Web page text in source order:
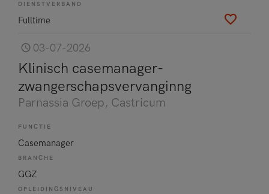
DIENSTVERBAND
Fulltime
03-07-2026
Klinisch casemanager-
zwangerschapsvervanginng
Parnassia Groep, Castricum
FUNCTIE
Casemanager
BRANCHE
GGZ
OPLEIDINGSNIVEAU